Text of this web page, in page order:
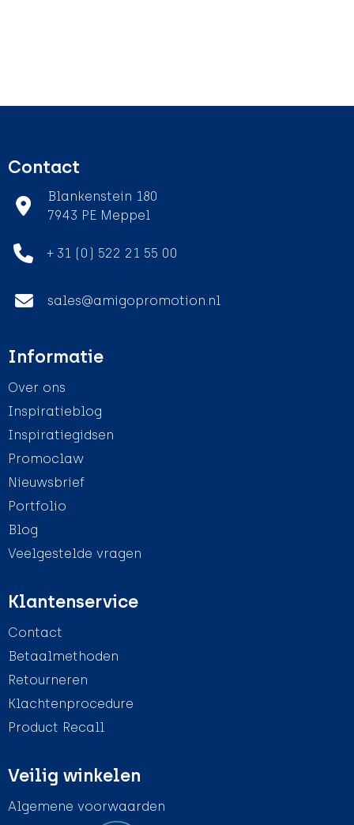
Contact
Blankenstein 180
7943 PE Meppel
+ 31 (0) 522 21 55 00
sales@amigopromotion.nl
Informatie
Over ons
Inspiratieblog
Inspiratiegidsen
Promoclaw
Nieuwsbrief
Portfolio
Blog
Veelgestelde vragen
Klantenservice
Contact
Betaalmethoden
Retourneren
Klachtenprocedure
Product Recall
Veilig winkelen
Algemene voorwaarden